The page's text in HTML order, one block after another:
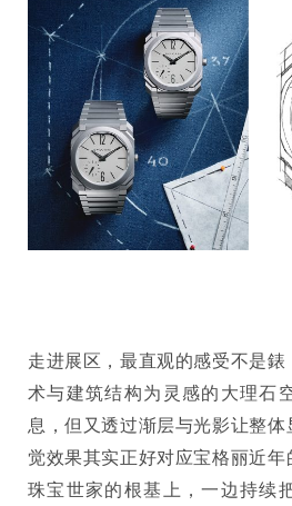
走进展区，最直观的感受不是
术与建筑结构为灵感的大理石
息，但又透过渐层与光影让整
觉效果其实正好对应宝格丽近
珠宝世家的根基上，一边持续